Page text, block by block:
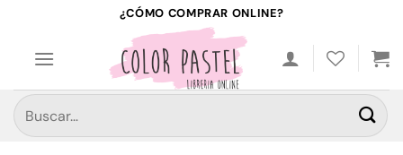
contenido
¿CÓMO COMPRAR ONLINE?
Buscar
por: